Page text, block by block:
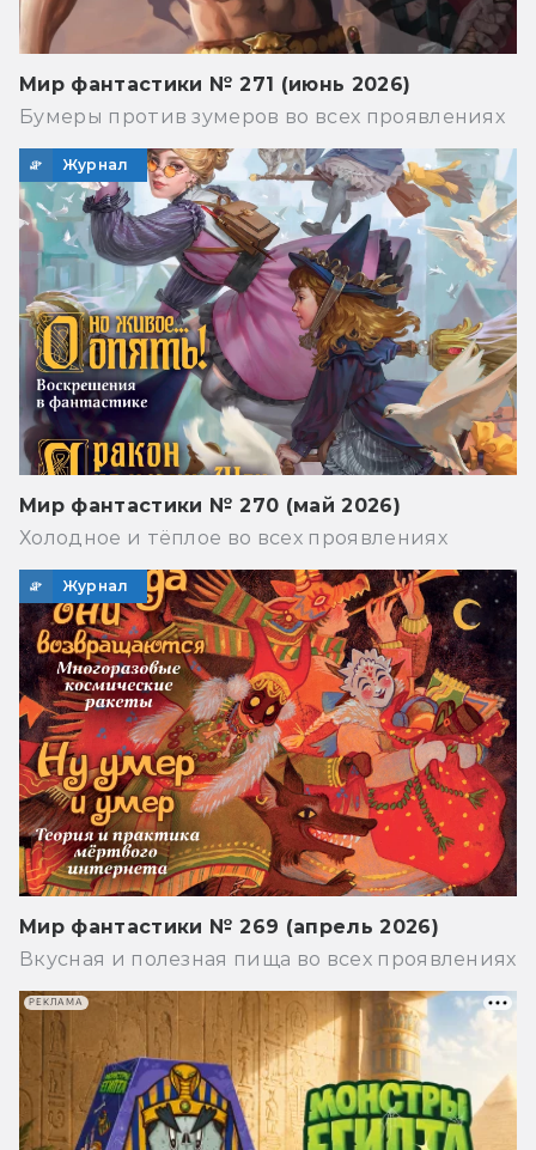
Мир фантастики № 271 (июнь 2026)
Бумеры против зумеров во всех проявлениях
Журнал
Мир фантастики № 270 (май 2026)
Холодное и тёплое во всех проявлениях
Журнал
Мир фантастики № 269 (апрель 2026)
Вкусная и полезная пища во всех проявлениях
РЕКЛАМА